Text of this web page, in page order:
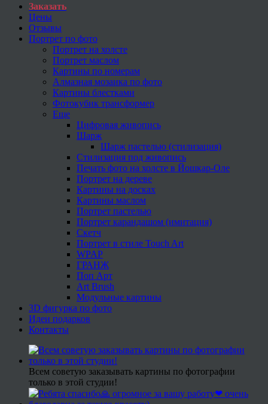
Заказать
Цены
Отзывы
Портрет по фото
Портрет на холсте
Портрет маслом
Картины по номерам
Алмазная мозаика по фото
Картины блестками
Фотокубик трансформер
Еще
Цифровая живопись
Шарж
Шарж пастелью (стилизация)
Стилизация под живопись
Печать фото на холсте в Йошкар-Оле
Портрет на дереве
Картины на досках
Картины маслом
Портрет пастелью
Портрет карандашом (имитация)
Скетч
Портрет в стиле Touch Art
WPAP
ГРАНЖ
Поп Арт
Art Brush
Модульные картины
3D фигурка по фото
Идеи подарков
Контакты
Всем советую заказывать картины по фотографии
только в этой студии!